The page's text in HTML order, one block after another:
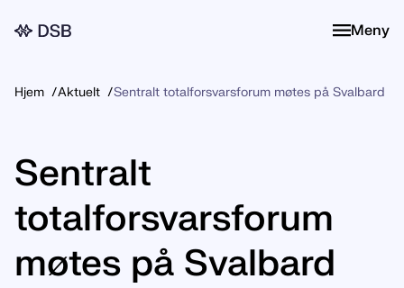
Meny
Meny
Hjem Aktuelt Sentralt totalforsvarsforum møtes på Svalbard
Sentralt
totalforsvarsforum
møtes på Svalbard